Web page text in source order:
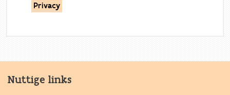
Privacy
Nuttige links